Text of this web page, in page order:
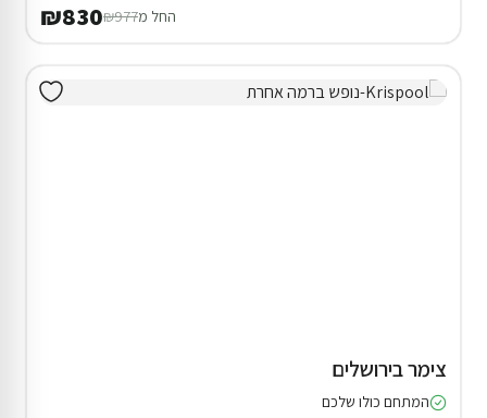
החל מ₪977
₪830
צימר בירושלים
המתחם כולו שלכם